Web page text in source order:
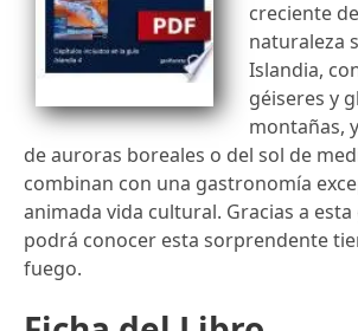
creciente
naturaleza
Islandia,
géiseres y
montañas,
de auroras boreales o del sol de
combinan con una gastronomía
animada vida cultural. Gracias a
podrá conocer esta sorprendente
fuego.